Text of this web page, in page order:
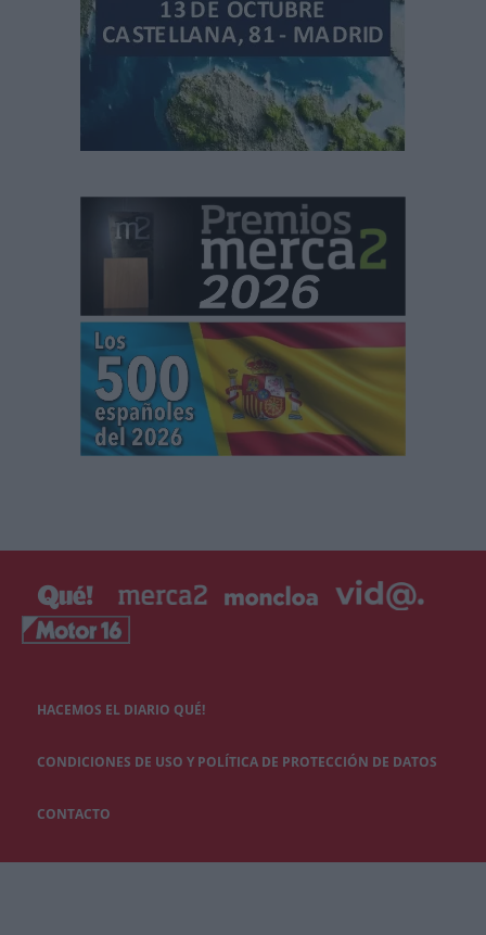
HACEMOS EL DIARIO QUÉ!
CONDICIONES DE USO Y POLÍTICA DE PROTECCIÓN DE DATOS
CONTACTO